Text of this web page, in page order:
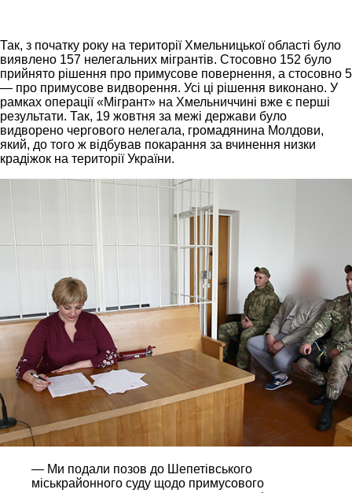
Так, з початку року на території Хмельницької області було
виявлено 157 нелегальних мігрантів. Стосовно 152 було
прийнято рішення про примусове повернення, а стосовно 5
— про примусове видворення. Усі ці рішення виконано. У
рамках операції «Мігрант» на Хмельниччині вже є перші
результати. Так, 19 жовтня за межі держави було
видворено чергового нелегала, громадянина Молдови,
який, до того ж відбував покарання за вчинення низки
крадіжок на території України.
— Ми подали позов до Шепетівського
міськрайонного суду щодо примусового